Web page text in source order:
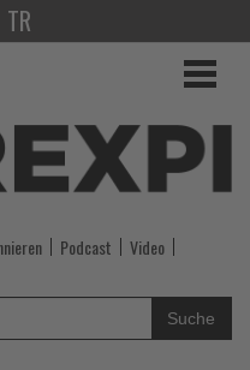
TR
Podcast
Video
Suche